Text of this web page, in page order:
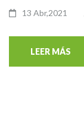
13 Abr,2021
LEER MÁS